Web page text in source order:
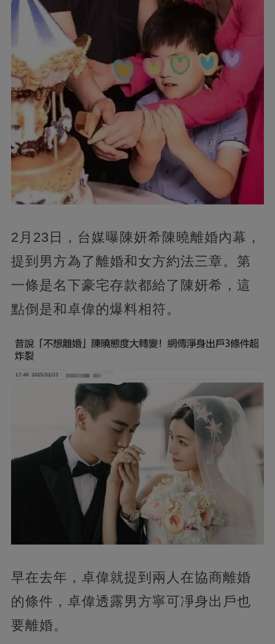
2月23日，台媒曝陳妍希陳曉離婚內幕，
提到男方為了離婚和女方約法三章。第
一條是名下豪宅存款都給了陳妍希，這
點倒是和卓偉的爆料相符。
早在去年，卓偉就提到兩人在協商離婚
的條件，卓偉透露男方寧可凈身出戶也
要離婚。